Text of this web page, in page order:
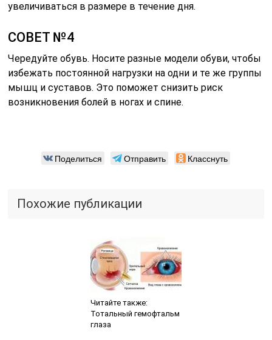
увеличиваться в размере в течение дня.
СОВЕТ №4
Чередуйте обувь. Носите разные модели обуви, чтобы
избежать постоянной нагрузки на одни и те же группы
мышц и суставов. Это поможет снизить риск
возникновения болей в ногах и спине.
Поделиться Отправить Класснуть
Похожие публикации
Читайте также:
Тотальный гемофтальм
глаза